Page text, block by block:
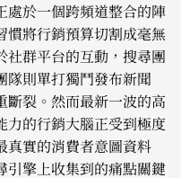
處於一個跨頻道整合的陣
慣將行銷預算切割成毫無
社群平台的互動，搜尋團
隊則單打獨鬥發布新聞
斷裂。然而最新一波的高
力的行銷大腦正受到極度
真實的消費者意圖資料
引擎上收集到的痛點關鍵